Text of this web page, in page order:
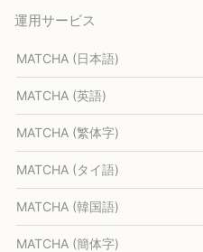
運用サービス
MATCHA (日本語)
MATCHA (英語)
MATCHA (繁体字)
MATCHA (タイ語)
MATCHA (韓国語)
MATCHA (簡体字)